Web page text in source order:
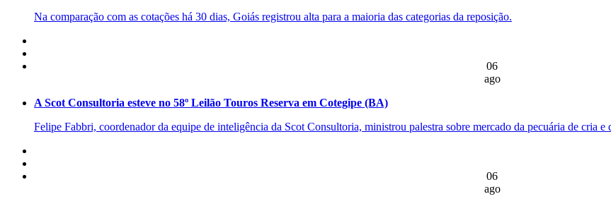
Na comparação com as cotações há 30 dias, Goiás registrou alta para a maioria das categorias da reposição.
06
ago
A Scot Consultoria esteve no 58º Leilão Touros Reserva em Cotegipe (BA)
Felipe Fabbri, coordenador da equipe de inteligência da Scot Consultoria, ministrou palestra sobre mercado da pecuária de cria
06
ago